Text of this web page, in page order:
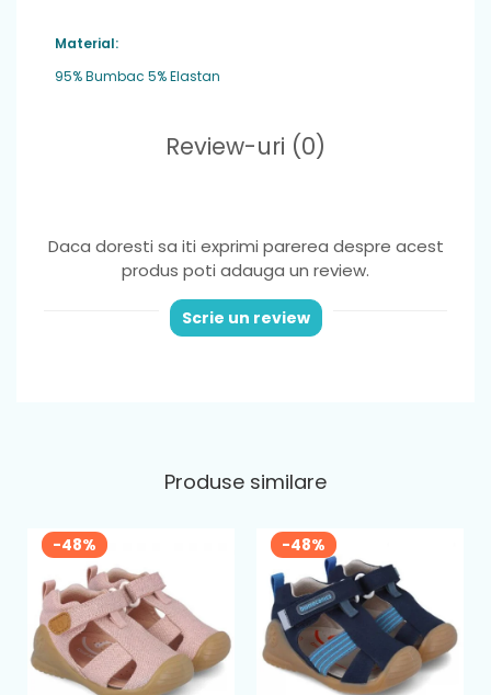
Material:
95% Bumbac 5% Elastan
Review-uri (0)
Daca doresti sa iti exprimi parerea despre acest
produs poti adauga un review.
Scrie un review
Produse similare
-48% -48%